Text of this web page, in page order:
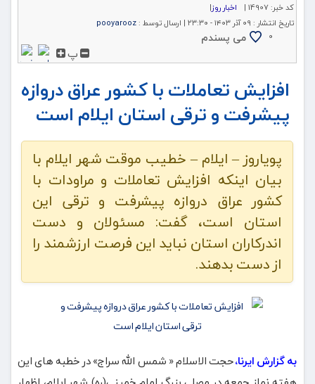
کد خبر: 14907 | اخبار روز|
تاریخ انتشار : ۰۹ آذر ۱۴۰۳ - ۲۳:۳۰ | ارسال توسط : pooyarooz
۰
می پسندم
پ
افزایش تعاملات با کشور عراق دروازه
پیشرفت و ترقی استان ایلام است
پویاروز – ایلام – خطیب موقت شهر ایلام با
بیان اینکه افزایش تعاملات و مراودات با
کشور عراق دروازه پیشرفت و ترقی این
استان است، گفت: مسئولان و دست
اندرکاران استان نباید این فرصت ارزشمند را
از دست بدهند.
به گزارش ایرنا،حجت الاسلام « شمس الله سراج» در خطبه های این